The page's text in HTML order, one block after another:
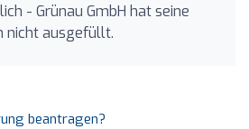
- Grünau GmbH hat seine
nicht ausgefüllt.
beantragen?